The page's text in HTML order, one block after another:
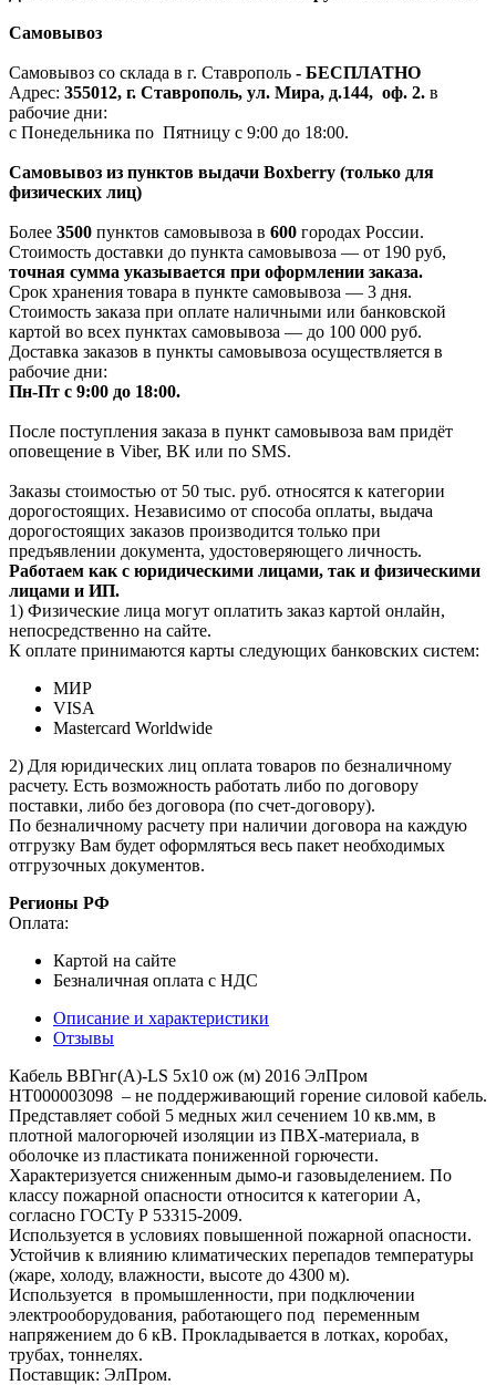
Самовывоз
Самовывоз со склада в г. Ставрополь - БЕСПЛАТНО
Адрес: 355012, г. Ставрополь, ул. Мира, д.144, оф. 2. в
рабочие дни:
с Понедельника по Пятницу с 9:00 до 18:00.
Самовывоз из пунктов выдачи Boxberry (только для
физических лиц)
Более 3500 пунктов самовывоза в 600 городах России.
Стоимость доставки до пункта самовывоза — от 190 руб,
точная сумма указывается при оформлении заказа.
Срок хранения товара в пункте самовывоза — 3 дня.
Стоимость заказа при оплате наличными или банковской
картой во всех пунктах самовывоза — до 100 000 руб.
Доставка заказов в пункты самовывоза осуществляется в
рабочие дни:
Пн-Пт с 9:00 до 18:00.
После поступления заказа в пункт самовывоза вам придёт
оповещение в Viber, ВК или по SMS.
Заказы стоимостью от 50 тыс. руб. относятся к категории
дорогостоящих. Независимо от способа оплаты, выдача
дорогостоящих заказов производится только при
предъявлении документа, удостоверяющего личность.
Работаем как с юридическими лицами, так и физическими
лицами и ИП.
1) Физические лица могут оплатить заказ картой онлайн,
непосредственно на сайте.
К оплате принимаются карты следующих банковских систем:
МИР
VISA
Mastercard Worldwide
2) Для юридических лиц оплата товаров по безналичному
расчету. Есть возможность работать либо по договору
поставки, либо без договора (по счет-договору).
По безналичному расчету при наличии договора на каждую
отгрузку Вам будет оформляться весь пакет необходимых
отгрузочных документов.
Регионы РФ
Оплата:
Картой на сайте
Безналичная оплата с НДС
Описание и характеристики
Отзывы
Кабель ВВГнг(А)-LS 5х10 ож (м) 2016 ЭлПром
НТ000003098 – не поддерживающий горение силовой кабель.
Представляет собой 5 медных жил сечением 10 кв.мм, в
плотной малогорючей изоляции из ПВХ-материала, в
оболочке из пластиката пониженной горючести.
Характеризуется сниженным дымо-и газовыделением. По
классу пожарной опасности относится к категории А,
согласно ГОСТу Р 53315-2009.
Используется в условиях повышенной пожарной опасности.
Устойчив к влиянию климатических перепадов температуры
(жаре, холоду, влажности, высоте до 4300 м).
Используется в промышленности, при подключении
электрооборудования, работающего под переменным
напряжением до 6 кВ. Прокладывается в лотках, коробах,
трубах, тоннелях.
Поставщик: ЭлПром.